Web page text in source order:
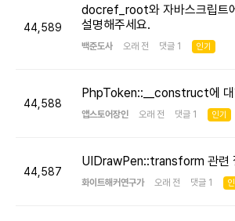
44,589
docref_root와 자바스크립트
설명해주세요.
백준도사 오래 전 댓글 1 인기
44,588
PhpToken::__construct에 대
앱스토어장인 오래 전 댓글 1 인기
44,587
UIDrawPen::transform 관련
화이트해커연구가 오래 전 댓글 1